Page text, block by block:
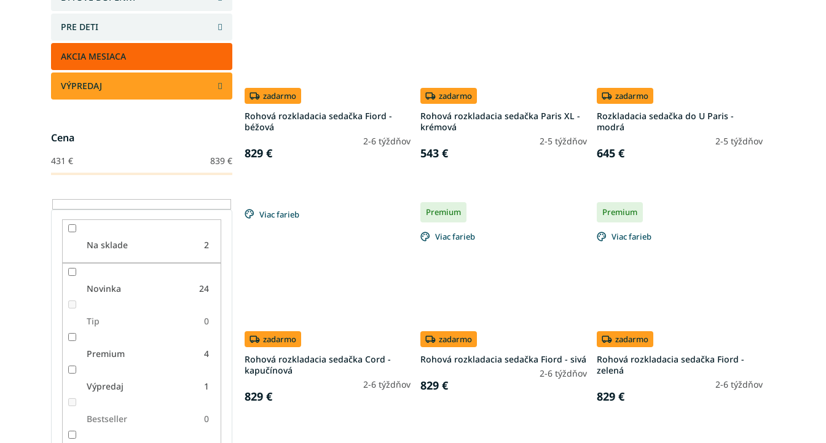
PRE DETI
AKCIA MESIACA
VÝPREDAJ
Cena
431 € 839 €
Na sklade 2
Novinka 24
Tip 0
Premium 4
Výpredaj 1
Bestseller 0
zadarmo
Rohová rozkladacia sedačka Fiord -
béžová
2-6 týždňov
829 €
zadarmo
Rohová rozkladacia sedačka Paris XL -
krémová
2-5 týždňov
543 €
zadarmo
Rozkladacia sedačka do U Paris -
modrá
2-5 týždňov
645 €
Viac farieb
zadarmo
Rohová rozkladacia sedačka Cord -
kapučínová
2-6 týždňov
829 €
Premium
Viac farieb
zadarmo
Rohová rozkladacia sedačka Fiord - sivá
2-6 týždňov
829 €
Premium
Viac farieb
zadarmo
Rohová rozkladacia sedačka Fiord -
zelená
2-6 týždňov
829 €